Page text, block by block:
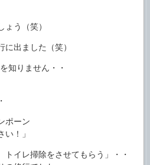
う（笑）
出ました（笑）
知りません・・
ポーン
い！」
トイレ掃除をさせてもらう」・・